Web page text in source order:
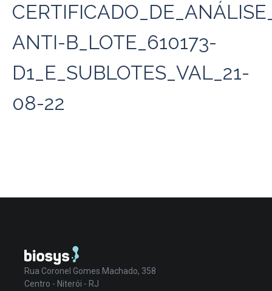
ANTI-B_LOTE_610173-
D1_E_SUBLOTES_VAL_21-
08-22
Rua Coronel Gomes Machado, 358
Centro - Niterói - RJ